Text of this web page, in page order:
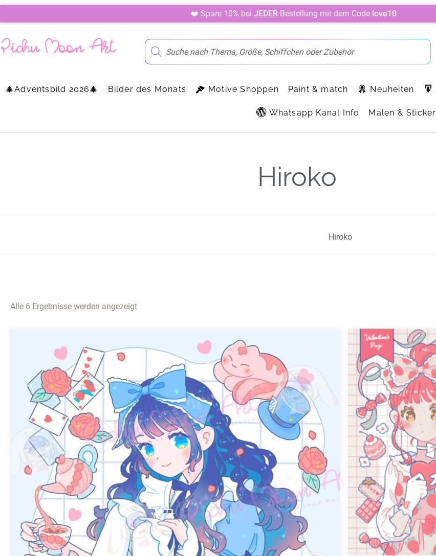
❤️ Spare 10% bei JEDER Bestellung mit dem Code love10
🎄Adventsbild 2026🎄 Bilder des Monats Motive Shoppen Paint & match Neuheiten
Whatsapp Kanal Info Malen & Sticker
Hiroko
Hiroko
Alle 6 Ergebnisse werden angezeigt